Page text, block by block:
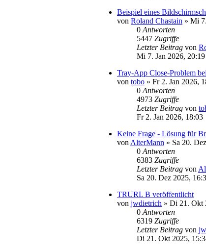
Beispiel eines
von Roland Chastain » Mi
0 Antworten
5447 Zugriffe
Letzter Beitrag von
Mi 7. Jan 2026, 20:19
Tray-App Close-Problem
von tobo » Fr 2. Jan 2026,
0 Antworten
4973 Zugriffe
Letzter Beitrag von
Fr 2. Jan 2026, 18:03
Keine Frage - Lösung für
von AlterMann » Sa 20.
0 Antworten
6383 Zugriffe
Letzter Beitrag von
Sa 20. Dez 2025,
TRURL B veröffentlicht
von jwdietrich » Di 21. Okt
0 Antworten
6319 Zugriffe
Letzter Beitrag von
Di 21. Okt 2025,